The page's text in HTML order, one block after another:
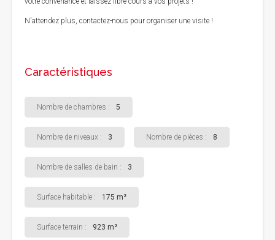
N'attendez plus, contactez-nous pour organiser une visite !
Caractéristiques
Nombre de chambres : 5
Nombre de niveaux : 3 Nombre de pièces : 8
Nombre de salles de bain : 3
Surface habitable : 175 m²
Surface terrain : 923 m²